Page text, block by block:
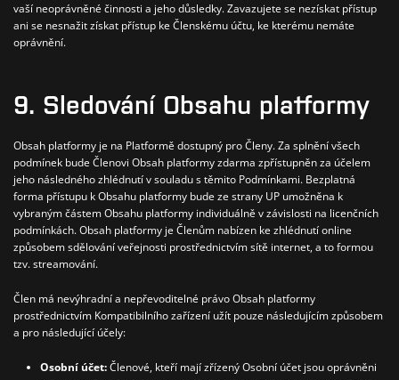
vaší neoprávněné činnosti a jeho důsledky.Zavazujete se nezískat přístup
ani se nesnažit získat přístup ke Členskému účtu, ke kterému nemáte
oprávnění.
9. Sledování Obsahu platformy
Obsah platformy je na Platformě dostupný pro Členy.Za splnění všech
podmínek bude Členovi Obsah platformy zdarma zpřístupněn za účelem
jeho následného zhlédnutí v souladu s těmito Podmínkami. Bezplatná
forma přístupu k Obsahu platformy bude ze strany UP umožněna k
vybraným částem Obsahu platformy individuálně v závislosti na licenčních
podmínkách.Obsah platformy je Členům nabízen ke zhlédnutí online
způsobem sdělování veřejnosti prostřednictvím sítě internet, a to formou
tzv. streamování.
Člen má nevýhradní a nepřevoditelné právo Obsah platformy
prostřednictvím Kompatibilního zařízení užít pouze následujícím způsobem
a pro následující účely:
Osobní účet:Členové, kteří mají zřízený Osobní účet jsou oprávněni